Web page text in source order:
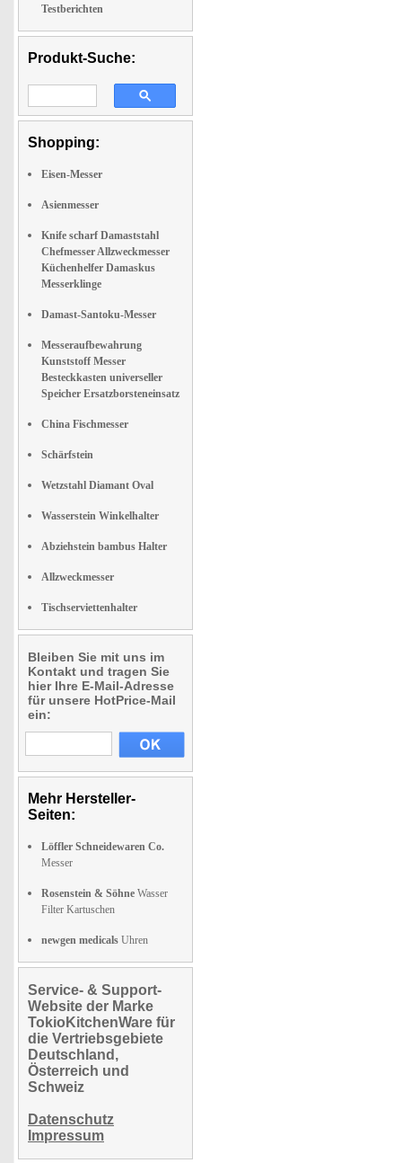
Testberichten
Produkt-Suche:
Shopping:
Eisen-Messer
Asienmesser
Knife scharf Damaststahl
Chefmesser Allzweckmesser
Küchenhelfer Damaskus
Messerklinge
Damast-Santoku-Messer
Messeraufbewahrung
Kunststoff Messer
Besteckkasten universeller
Speicher Ersatzborsteneinsatz
China Fischmesser
Schärfstein
Wetzstahl Diamant Oval
Wasserstein Winkelhalter
Abziehstein bambus Halter
Allzweckmesser
Tischserviettenhalter
Bleiben Sie mit uns im
Kontakt und tragen Sie
hier Ihre E-Mail-Adresse
für unsere HotPrice-Mail
ein:
Mehr Hersteller-
Seiten:
Löffler Schneidewaren Co.
Messer
Rosenstein & Söhne Wasser
Filter Kartuschen
newgen medicals Uhren
Service- & Support-
Website der Marke
TokioKitchenWare für
die Vertriebsgebiete
Deutschland,
Österreich und
Schweiz
Datenschutz
Impressum